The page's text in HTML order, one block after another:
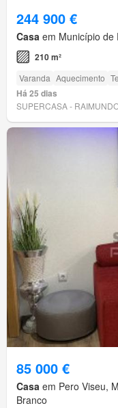
244 900 €
Casa em Município de
210 m²
Varanda Aquecimento
Há 25 dias
SUPERCASA -
85 000 €
Casa em Pero Viseu,
Branco